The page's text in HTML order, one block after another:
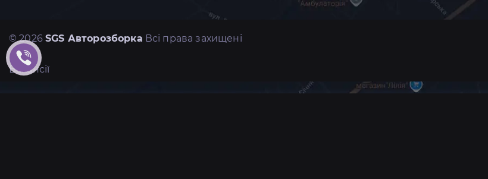
© 2026SGS Авторозборка Всі права захищені
Вакансії